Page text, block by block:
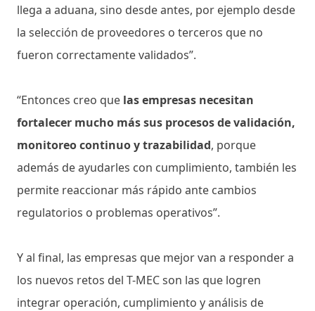
llega a aduana, sino desde antes, por ejemplo desde
la selección de proveedores o terceros que no
fueron correctamente validados”.
“Entonces creo que las empresas necesitan
fortalecer mucho más sus procesos de validación,
monitoreo continuo y trazabilidad, porque
además de ayudarles con cumplimiento, también les
permite reaccionar más rápido ante cambios
regulatorios o problemas operativos”.
Y al final, las empresas que mejor van a responder a
los nuevos retos del T-MEC son las que logren
integrar operación, cumplimiento y análisis de